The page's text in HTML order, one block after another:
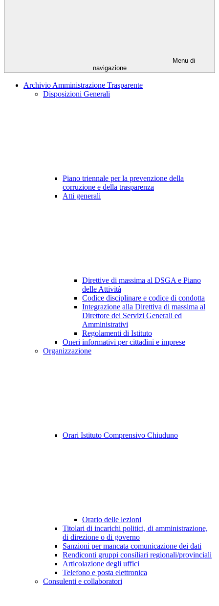
Menu di
navigazione
Archivio Amministrazione Trasparente
Disposizioni Generali
Piano triennale per la prevenzione della
corruzione e della trasparenza
Atti generali
Direttive di massima al DSGA e Piano
delle Attività
Codice disciplinare e codice di condotta
Integrazione alla Direttiva di massima al
Direttore dei Servizi Generali ed
Amministrativi
Regolamenti di Istituto
Oneri informativi per cittadini e imprese
Organizzazione
Orari Istituto Comprensivo Chiuduno
Orario delle lezioni
Titolari di incarichi politici, di amministrazione,
di direzione o di governo
Sanzioni per mancata comunicazione dei dati
Rendiconti gruppi consiliari regionali/provinciali
Articolazione degli uffici
Telefono e posta elettronica
Consulenti e collaboratori